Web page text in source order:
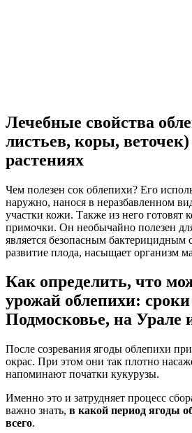
Лечебные свойства
листьев, коры,
растениях
Чем полезен сок облепихи? Его
наружно, нанося в неразбавленном
участки кожи. Также из него готовят
примочки. Он необычайно полезен
является безопасным бактерицидным
развитие плода, насыщает организм
Как определить, что
урожай облепихи:
Подмосковье, на Урале
После созревания ягоды облепихи
окрас. При этом они так плотно
напоминают початки кукурузы.
Именно это и затрудняет процесс
важно знать, в какой период ягоды
всего.